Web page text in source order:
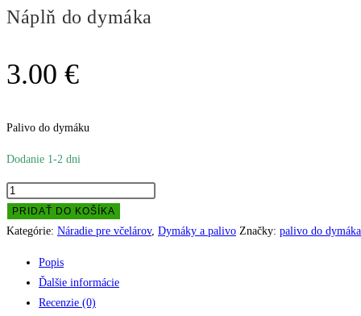
Náplň do dymáka
3.00 €
Palivo do dymáku
Dodanie 1-2 dni
množstvo
Náplň
do
PRIDAŤ DO KOŠÍKA
Kategórie: Náradie pre včelárov, Dymáky a palivo Značky: palivo do dymáka
Popis
Ďalšie informácie
Recenzie (0)